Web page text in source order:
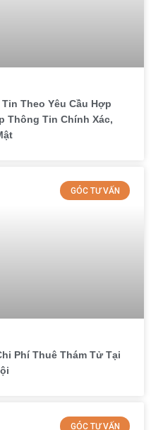
Theo Yêu Cầu Hợp
Thông Tin Chính Xác,
GÓC TƯ VẤN
Phí Thuê Thám Tử Tại
GÓC TƯ VẤN